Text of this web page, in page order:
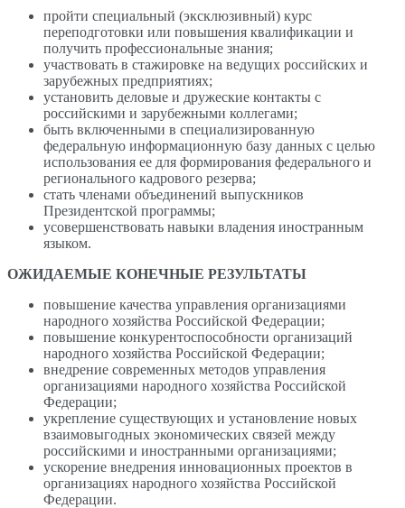
пройти специальный (эксклюзивный) курс
переподготовки или повышения квалификации и
получить профессиональные знания;
участвовать в стажировке на ведущих российских и
зарубежных предприятиях;
установить деловые и дружеские контакты с
российскими и зарубежными коллегами;
быть включенными в специализированную
федеральную информационную базу данных с целью
использования ее для формирования федерального и
регионального кадрового резерва;
стать членами объединений выпускников
Президентской программы;
усовершенствовать навыки владения иностранным
языком.
ОЖИДАЕМЫЕ КОНЕЧНЫЕ РЕЗУЛЬТАТЫ
повышение качества управления организациями
народного хозяйства Российской Федерации;
повышение конкурентоспособности организаций
народного хозяйства Российской Федерации;
внедрение современных методов управления
организациями народного хозяйства Российской
Федерации;
укрепление существующих и установление новых
взаимовыгодных экономических связей между
российскими и иностранными организациями;
ускорение внедрения инновационных проектов в
организациях народного хозяйства Российской
Федерации.